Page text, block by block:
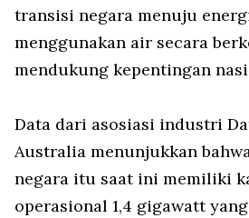
transisi negara menuju
menggunakan air secara
mendukung kepentingan
Data dari asosiasi industri
Australia menunjukkan
negara itu saat ini memiliki
operasional 1,4 gigawatt